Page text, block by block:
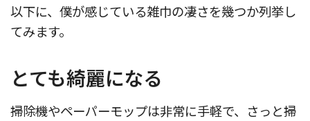
以下に、僕が感じている雑巾の凄さを幾つか列挙し
てみます。
とても綺麗になる
掃除機やペーパーモップは非常に手軽で、さっと掃